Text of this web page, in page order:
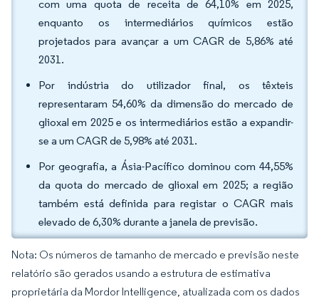
com uma quota de receita de 64,10% em 2025,
enquanto os intermediários químicos estão
projetados para avançar a um CAGR de 5,86% até
2031.
Por indústria do utilizador final, os têxteis
representaram 54,60% da dimensão do mercado de
glioxal em 2025 e os intermediários estão a expandir-
se a um CAGR de 5,98% até 2031.
Por geografia, a Ásia-Pacífico dominou com 44,55%
da quota do mercado de glioxal em 2025; a região
também está definida para registar o CAGR mais
elevado de 6,30% durante a janela de previsão.
Nota: Os números de tamanho de mercado e previsão neste
relatório são gerados usando a estrutura de estimativa
proprietária da Mordor Intelligence, atualizada com os dados